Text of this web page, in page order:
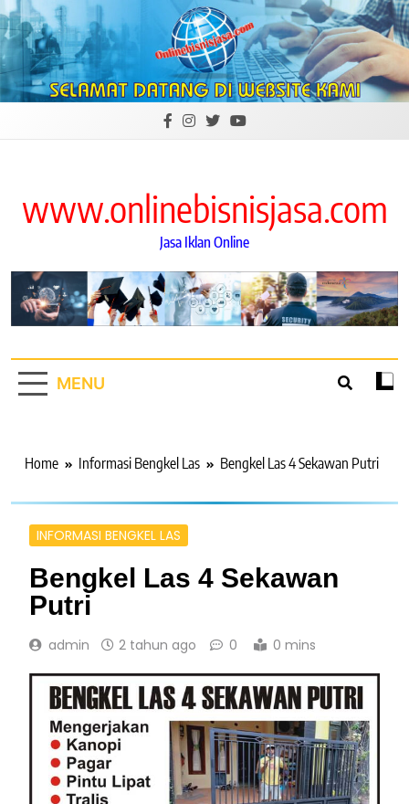
Skip
to
content
www.onlinebisnisjasa.com
Jasa Iklan Online
MENU
Home Informasi Bengkel Las Bengkel Las 4 Sekawan Putri
INFORMASI BENGKEL LAS
Bengkel Las 4 Sekawan
Putri
admin 2 tahun ago 0 0 mins